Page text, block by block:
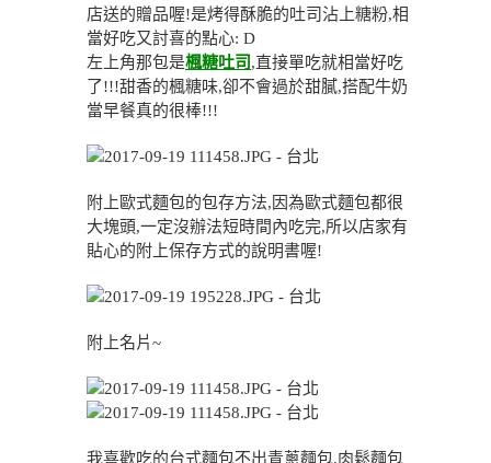
店送的贈品喔!是烤得酥脆的吐司沾上糖粉,相
當好吃又討喜的點心: D
左上角那包是楓糖吐司 ,直接單吃就相當好吃
了!!!甜香的楓糖味,卻不會過於甜膩,搭配牛奶
當早餐真的很棒!!!
附上歐式麵包的包存方法,因為歐式麵包都很
大塊頭,一定沒辦法短時間內吃完,所以店家有
貼心的附上保存方式的說明書喔!
附上名片~
我喜歡吃的台式麵包不出青蔥麵包.肉鬆麵包